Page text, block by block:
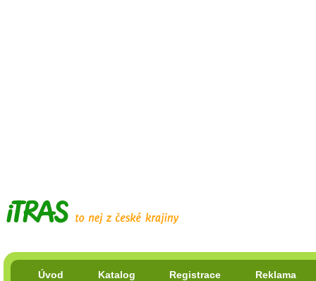
Úvod Katalog Registrace Reklama